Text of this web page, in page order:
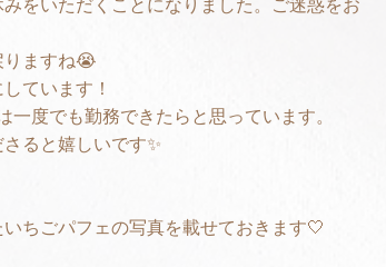
をいただくことになりました。ご迷惑をお
りますね😭
ています！
度でも勤務できたらと思っています。
ると嬉しいです✨
ちごパフェの写真を載せておきます🤍